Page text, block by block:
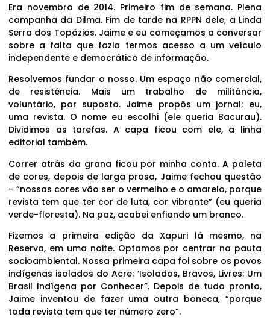
Era novembro de 2014. Primeiro fim de semana. Plena
campanha da Dilma. Fim de tarde na RPPN dele, a Linda
Serra dos Topázios. Jaime e eu começamos a conversar
sobre a falta que fazia termos acesso a um veículo
independente e democrático de informação.
Resolvemos fundar o nosso. Um espaço não comercial,
de resistência. Mais um trabalho de militância,
voluntário, por suposto. Jaime propôs um jornal; eu,
uma revista. O nome eu escolhi (ele queria Bacurau).
Dividimos as tarefas. A capa ficou com ele, a linha
editorial também.
Correr atrás da grana ficou por minha conta. A paleta
de cores, depois de larga prosa, Jaime fechou questão
– “nossas cores vão ser o vermelho e o amarelo, porque
revista tem que ter cor de luta, cor vibrante” (eu queria
verde-floresta). Na paz, acabei enfiando um branco.
Fizemos a primeira edição da Xapuri lá mesmo, na
Reserva, em uma noite. Optamos por centrar na pauta
socioambiental. Nossa primeira capa foi sobre os povos
indígenas isolados do Acre: ‘Isolados, Bravos, Livres: Um
Brasil Indígena por Conhecer”. Depois de tudo pronto,
Jaime inventou de fazer uma outra boneca, “porque
toda revista tem que ter número zero”.